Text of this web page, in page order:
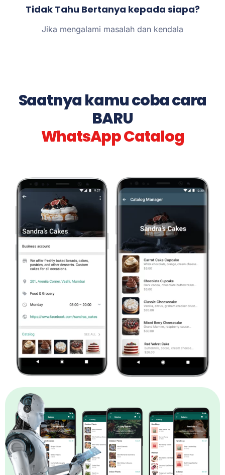
Tidak Tahu Bertanya kepada siapa?
Jika mengalami masalah dan kendala
Saatnya kamu coba cara
BARU
WhatsApp Catalog